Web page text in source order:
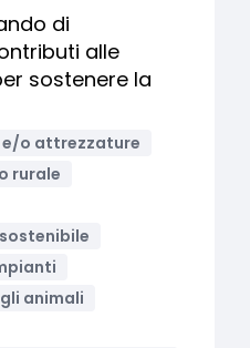
di
alle
sostenere la
o attrezzature
rurale
animali